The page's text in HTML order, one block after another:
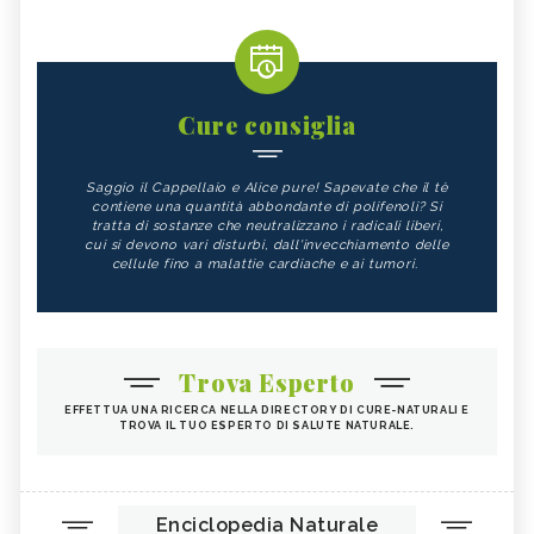
Cure consiglia
Saggio il Cappellaio e Alice pure! Sapevate che il tè
contiene una quantità abbondante di polifenoli? Si
tratta di sostanze che neutralizzano i radicali liberi,
cui si devono vari disturbi, dall'invecchiamento delle
cellule fino a malattie cardiache e ai tumori.
Trova Esperto
EFFETTUA UNA RICERCA NELLA DIRECTORY DI CURE-NATURALI E
TROVA IL TUO ESPERTO DI SALUTE NATURALE.
Enciclopedia Naturale